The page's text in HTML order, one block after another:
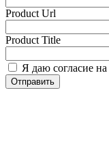
Product Url
Product Title
Я даю согласие на
Отправить